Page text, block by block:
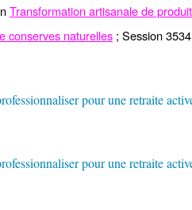
Transformation artisanale de
conserves naturelles ; Session